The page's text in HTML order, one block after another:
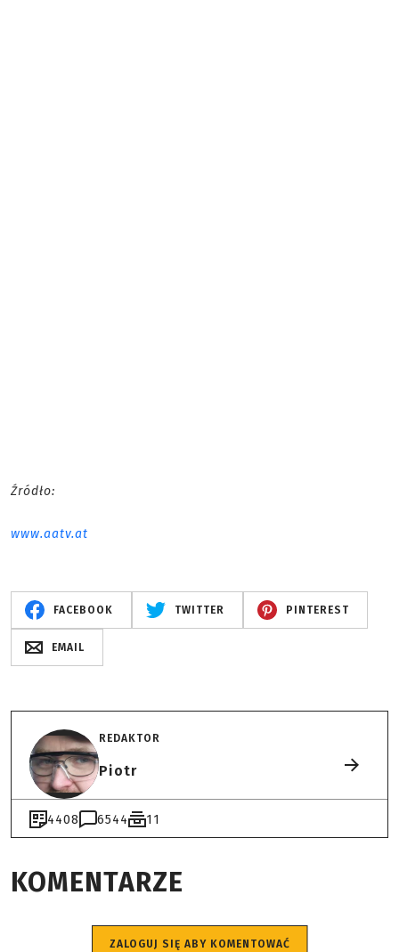
Źródło:
www.aatv.at
FACEBOOK TWITTER PINTEREST
EMAIL
REDAKTOR
Piotr
4408 6544 11
KOMENTARZE
ZALOGUJ SIĘ ABY KOMENTOWAĆ